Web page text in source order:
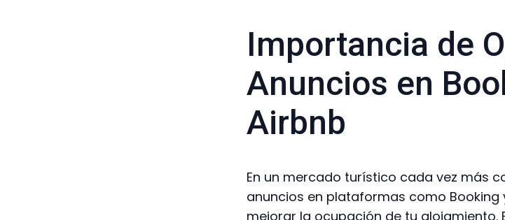
Importancia de
Anuncios en
Airbnb
En un mercado turístico cada vez más
anuncios en plataformas como Booking
mejorar la ocupación de tu